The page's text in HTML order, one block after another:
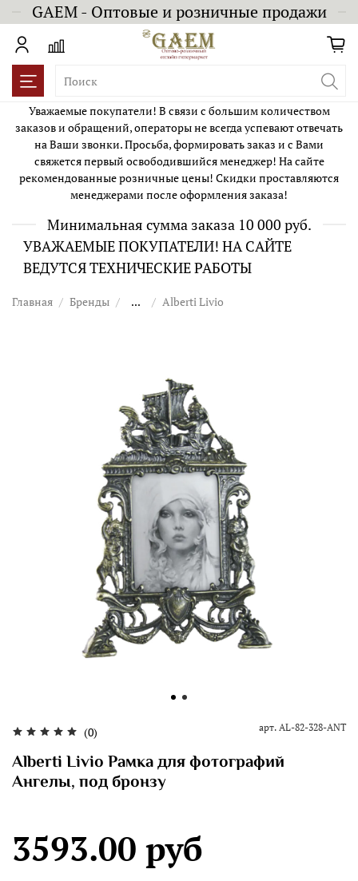
GAEM - Оптовые и розничные продажи
Уважаемые покупатели! В связи с большим количеством
заказов и обращений, операторы не всегда успевают отвечать
на Ваши звонки. Просьба, формировать заказ и с Вами
свяжется первый освободившийся менеджер! На сайте
рекомендованные розничные цены! Скидки проставляются
менеджерами после оформления заказа!
Минимальная сумма заказа 10 000 руб.
УВАЖАЕМЫЕ ПОКУПАТЕЛИ! НА САЙТЕ
ВЕДУТСЯ ТЕХНИЧЕСКИЕ РАБОТЫ
Главная Бренды ... Alberti Livio
(0) арт. AL-82-328-ANT
Alberti Livio Рамка для фотографий
Ангелы, под бронзу
3593.00 руб